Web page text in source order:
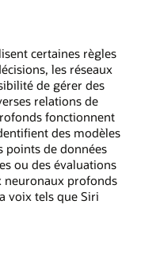
certaines règles
les réseaux
de gérer des
relations de
fonctionnent
des modèles
points de données
ou des évaluations
neuronaux profonds
voix tels que Siri